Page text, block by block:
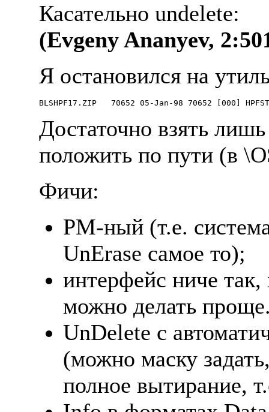
Касательно undelete:
(Evgeny Ananyev,
Я остановился на
Достаточно взять
положить по пути (в
Фичи:
PM-ный (т.е.
UnErase самое то);
интеpфейс ниче
можно делать
UnDelete с
(можно маску
полное вытиpание,